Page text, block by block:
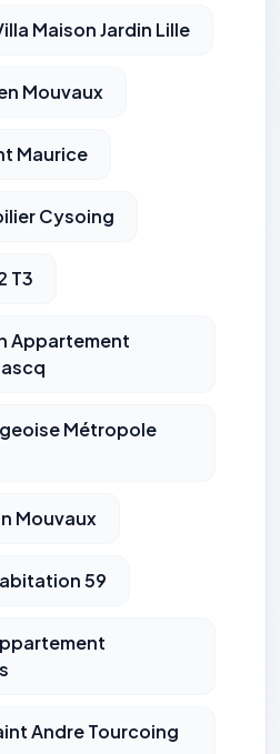
Maison Jardin Lille
Mouvaux
Maurice
Cysoing
T3
Appartement
Métropole
Mouvaux
59
Andre Tourcoing